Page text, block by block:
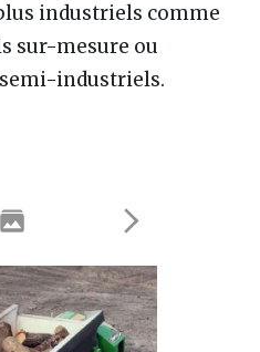
industriels comme
sur-mesure ou
industriels.